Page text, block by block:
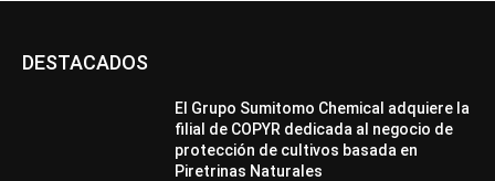
DESTACADOS
El Grupo Sumitomo Chemical adquiere la
filial de COPYR dedicada al negocio de
protección de cultivos basada en
Piretrinas Naturales